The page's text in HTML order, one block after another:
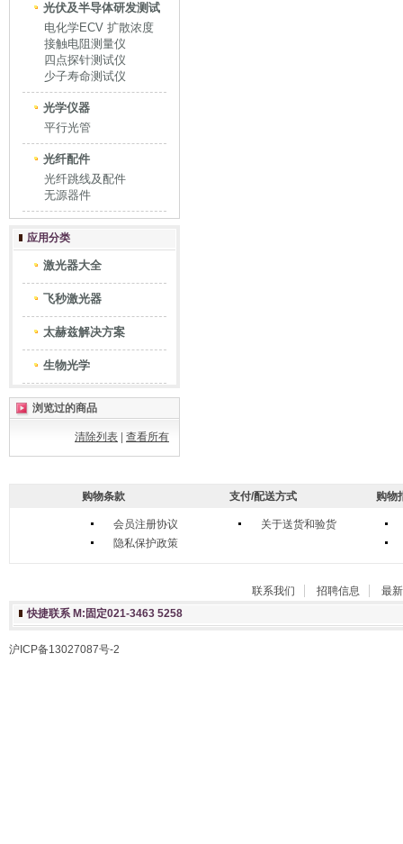
光伏及半导体研发测试
电化学ECV 扩散浓度
接触电阻测量仪
四点探针测试仪
少子寿命测试仪
光学仪器
平行光管
光纤配件
光纤跳线及配件
无源器件
应用分类
激光器大全
飞秒激光器
太赫兹解决方案
生物光学
浏览过的商品
清除列表 查看所有
购物条款
会员注册协议
隐私保护政策
支付/配送方式
关于送货和验货
购物
联系我们 招聘信息
最
快捷联系 M:固定021-3463 5258
沪ICP备13027087号-2